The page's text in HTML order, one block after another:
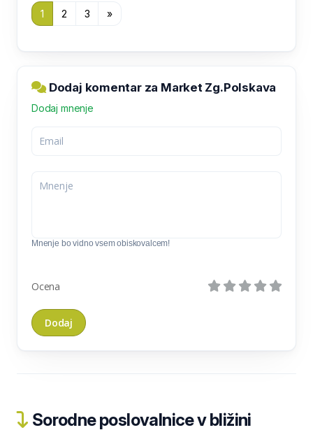
1 2 3 »
Dodaj komentar za Market Zg.Polskava
Dodaj mnenje
Mnenje bo vidno vsem obiskovalcem!
Ocena
Sorodne poslovalnice v bližini